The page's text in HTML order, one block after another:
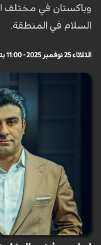
وباكستان في مختلف
السلام في المنطقة.
الثلاثاء 25 نوفمبر 2025 - 11:00 بتوقيت مكة